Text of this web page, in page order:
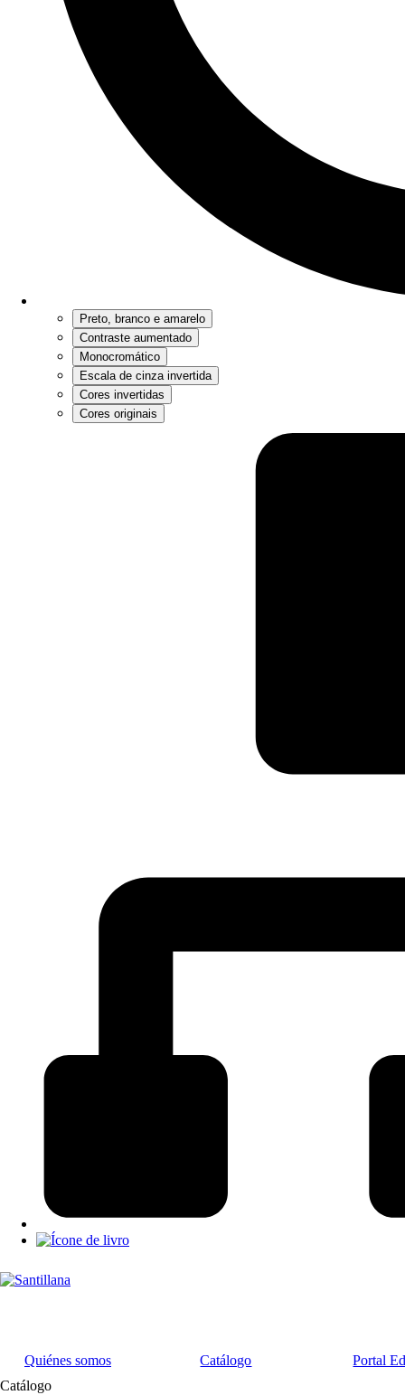
Preto, branco e amarelo
Contraste aumentado
Monocromático
Escala de cinza invertida
Cores invertidas
Cores originais
Quiénes somos Catálogo
Portal
Catálogo